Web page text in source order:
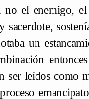
no el enemigo,
un
leídos como